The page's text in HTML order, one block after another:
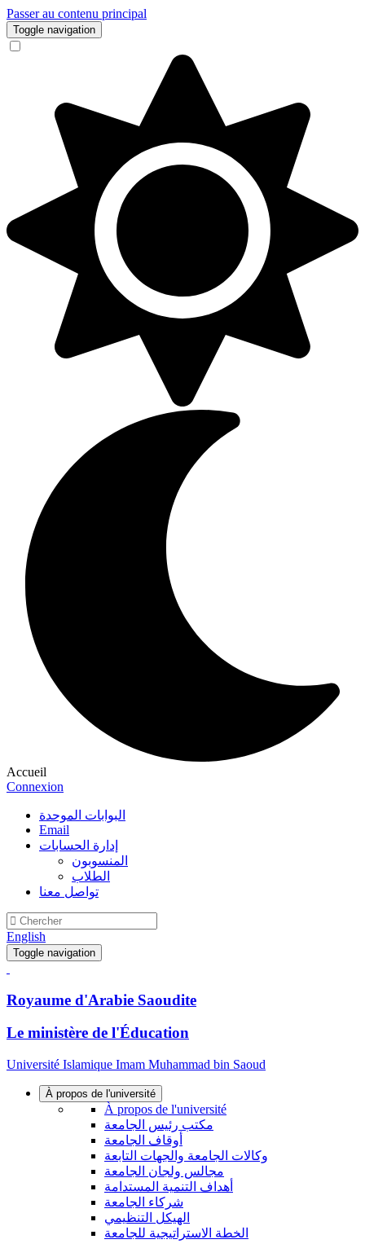
Passer au contenu principal
Toggle navigation
Accueil
Connexion
البوابات الموحدة
Email
إدارة الحسابات
المنسوبون
الطلاب
تواصل معنا
English
Toggle navigation
Royaume d'Arabie Saoudite
Le ministère de l'Éducation
Université Islamique Imam Muhammad bin Saoud
À propos de l'université
À propos de l'université
مكتب رئيس الجامعة
أوقاف الجامعة
وكالات الجامعة والجهات التابعة
مجالس ولجان الجامعة
أهداف التنمية المستدامة
شركاء الجامعة
الهيكل التنظيمي
الخطة الاستراتيجية للجامعة